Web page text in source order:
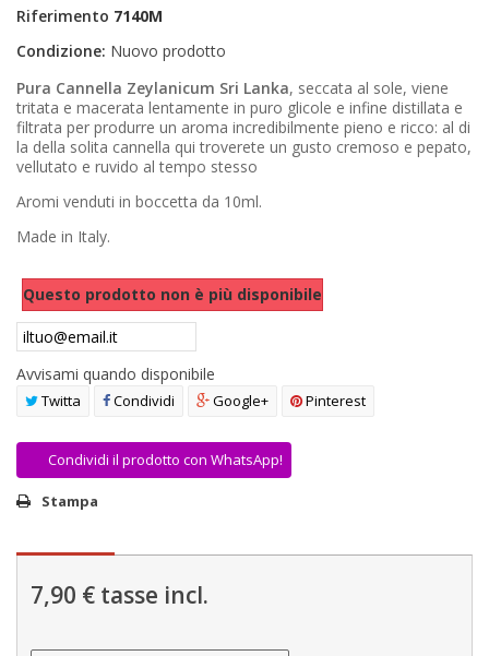
NOVITÀ
PROMOZIONI E COUPON
ARTICOLI IN OFFERTA
Riferimento 7140M
Condizione: Nuovo prodotto
Pura Cannella Zeylanicum Sri Lanka, seccata al sole, viene
tritata e macerata lentamente in puro glicole e infine distillata e
filtrata per produrre un aroma incredibilmente pieno e ricco: al di
la della solita cannella qui troverete un gusto cremoso e pepato,
vellutato e ruvido al tempo stesso
Aromi venduti in boccetta da 10ml.
Made in Italy.
Questo prodotto non è più disponibile
Avvisami quando disponibile
Twitta Condividi Google+ Pinterest
Condividi il prodotto con WhatsApp!
Stampa
7,90 € tasse incl.